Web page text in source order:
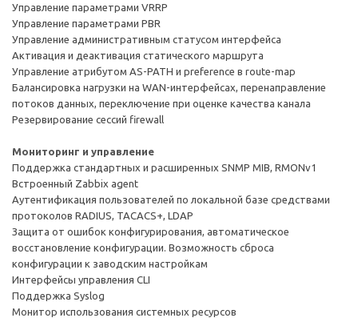
Управление параметрами VRRP
Управление параметрами PBR
Управление административным статусом интерфейса
Активация и деактивация статического маршрута
Управление атрибутом AS-PATH и preference в route-map
Балансировка нагрузки на WAN-интерфейсах, перенаправление
потоков данных, переключение при оценке качества канала
Резервирование сессий firewall
Мониторинг и управление
Поддержка стандартных и расширенных SNMP MIB, RMONv1
Встроенный Zabbix agent
Аутентификация пользователей по локальной базе средствами
протоколов RADIUS, TACACS+, LDAP
Защита от ошибок конфигурирования, автоматическое
восстановление конфигурации. Возможность сброса
конфигурации к заводским настройкам
Интерфейсы управления CLI
Поддержка Syslog
Монитор использования системных ресурсов